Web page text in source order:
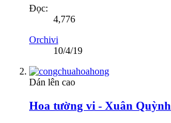
Đọc:
4,776
Orchivi
10/4/19
Dán lên cao
Hoa tường vi - Xuân Quỳnh